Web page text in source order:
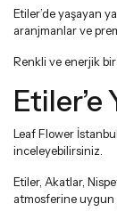
Etiler’de yaşayan
aranjmanlar ve
Renkli ve enerjik
Leaf Flower
inceleyebilirsiniz.
Etiler, Akatlar,
atmosferine uygun